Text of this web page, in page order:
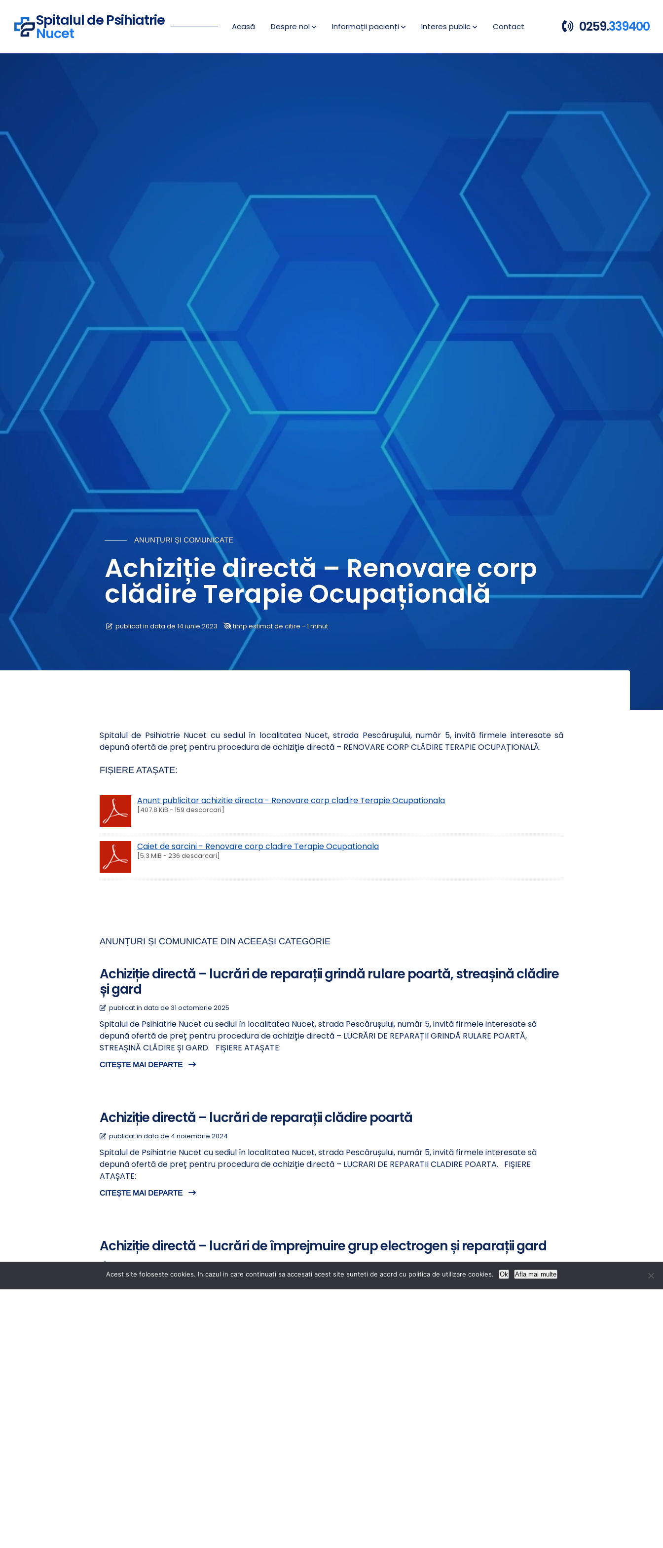
Spitalul de Psihiatrie
Nucet Acasă Despre noi Informații pacienți Interes public Contact 0259.339400
ANUNȚURI ȘI COMUNICATE
Achiziție directă – Renovare corp
clădire Terapie Ocupațională
publicat in data de 14 iunie 2023 timp estimat de citire - 1 minut
Spitalul de Psihiatrie Nucet cu sediul în localitatea Nucet, strada Pescărușului, număr 5, invită firmele interesate să
depună ofertă de preț pentru procedura de achiziție directă – RENOVARE CORP CLĂDIRE TERAPIE OCUPAȚIONALĂ.
FIȘIERE ATAȘATE:
Anunt publicitar achizitie directa - Renovare corp cladire Terapie Ocupationala
[407.8 KiB - 159 descarcari]
Caiet de sarcini - Renovare corp cladire Terapie Ocupationala
[5.3 MiB - 236 descarcari]
ANUNȚURI ȘI COMUNICATE DIN ACEEAȘI CATEGORIE
Achiziție directă – lucrări de reparații grindă rulare poartă, streașină clădire
și gard
publicat in data de 31 octombrie 2025
Spitalul de Psihiatrie Nucet cu sediul în localitatea Nucet, strada Pescărușului, număr 5, invită firmele interesate să
depună ofertă de preț pentru procedura de achiziție directă – LUCRĂRI DE REPARAȚII GRINDĂ RULARE POARTĂ,
STREAȘINĂ CLĂDIRE ȘI GARD. FIȘIERE ATAȘATE:
CITEȘTE MAI DEPARTE
Achiziție directă – lucrări de reparații clădire poartă
publicat in data de 4 noiembrie 2024
Spitalul de Psihiatrie Nucet cu sediul în localitatea Nucet, strada Pescărușului, număr 5, invită firmele interesate să
depună ofertă de preț pentru procedura de achiziție directă – LUCRARI DE REPARATII CLADIRE POARTA. FIȘIERE
ATAȘATE:
CITEȘTE MAI DEPARTE
Achiziție directă – lucrări de împrejmuire grup electrogen și reparații gard
publicat in data de 4 noiembrie 2024
Spitalul de Psihiatrie Nucet cu sediul în localitatea Nucet, strada Pescărușului, număr 5, invită firmele interesate să
depună ofertă de preț pentru procedura de achiziție directă – LUCRARI DE IMPREJMUIRE GRUP ELECTROGEN SI
Acest site foloseste cookies. In cazul in care continuati sa accesati acest site sunteti de acord cu politica de utilizare cookies. Ok Afla mai multe